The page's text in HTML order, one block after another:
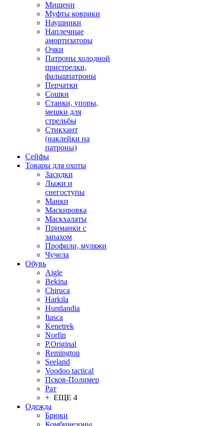
Мишени
Муфты коврики
Наушники
Наплечные
амортизаторы
Очки
Патроны холодной
пристрелки,
фальшпатроны
Перчатки
Сошки
Станки, упоры,
мешки для
стрельбы
Стикхант
(наклейки на
патроны)
Сейфы
Товары для охоты
Засидки
Лыжи и
снегоступы
Манки
Маскировка
Маскхалаты
Приманки с
запахом
Профили, муляжи
Чучела
Обувь
Aigle
Bekina
Chiruсa
Harkila
Huntlandia
Itasca
Kenetrek
Norfin
P.Original
Remington
Seeland
Voodoo tactical
Псков-Полимер
Рат
+ ЕЩЕ 4
Одежда
Брюки
Комбинезоны